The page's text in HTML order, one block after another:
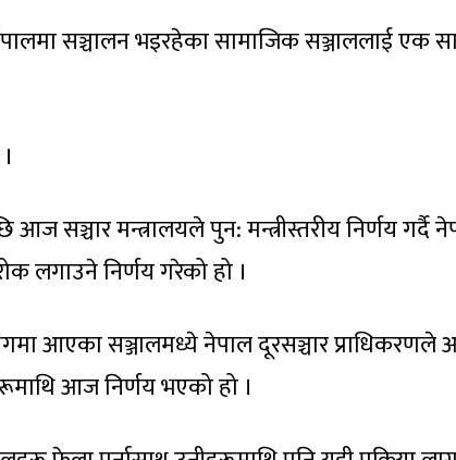
सञ्चालन भइरहेका सामाजिक सञ्जाललाई एक
सञ्चार मन्त्रालयले पुन: मन्त्रीस्तरीय निर्णय गर्दै
लगाउने निर्णय गरेको हो ।
आएका सञ्जालमध्ये नेपाल दूरसञ्चार प्राधिकरणले
आज निर्णय भएको हो ।